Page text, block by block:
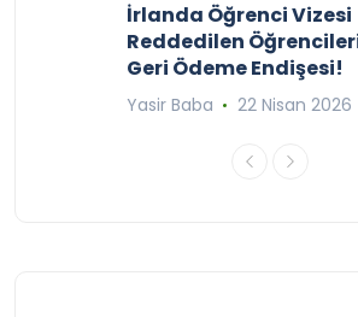
İrlanda Öğrenci Vizesi
Reddedilen
Geri Ödeme Endişesi!
Yasir Baba 22 Nisan 2026